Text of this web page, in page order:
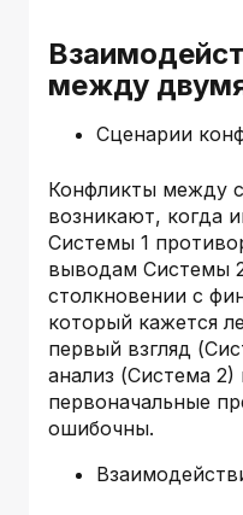
между
Сценарии
Конфликты между
возникают, когда
Системы 1
выводам Системы
столкновении с
который кажется
первый взгляд
анализ (Система
первоначальные
ошибочны.